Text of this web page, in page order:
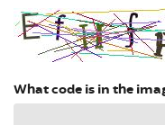
What code is in the